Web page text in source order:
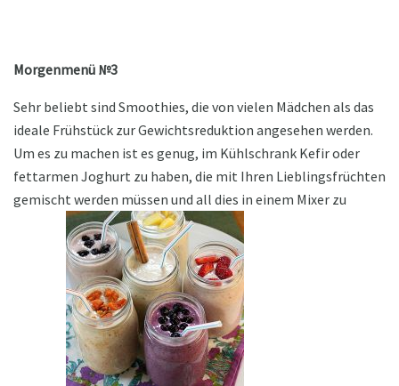
Morgenmenü №3
Sehr beliebt sind Smoothies, die von vielen Mädchen als das
ideale Frühstück zur Gewichtsreduktion angesehen werden.
Um es zu machen ist es genug, im Kühlschrank Kefir oder
fettarmen Joghurt zu haben, die mit Ihren Lieblingsfrüchten
gemischt werden müssen und all dies in einem Mixer zu